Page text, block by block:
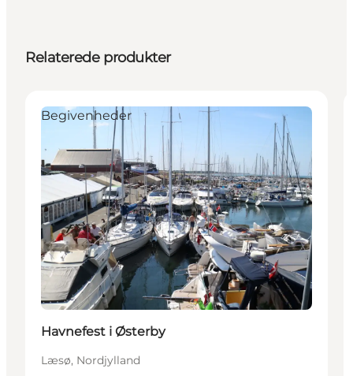
Relaterede produkter
Begivenheder
Havnefest i Østerby
Læsø, Nordjylland